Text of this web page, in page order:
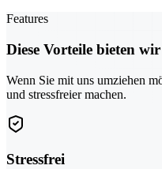
Features
Diese Vorteile bieten
Wenn Sie mit uns umziehen
und stressfreier machen.
Stressfrei